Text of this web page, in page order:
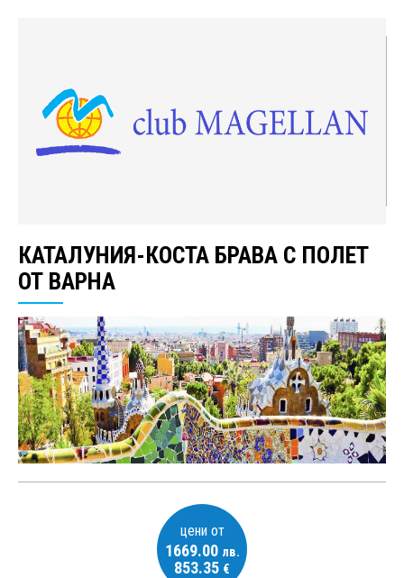
КАТАЛУНИЯ-КОСТА БРАВА С ПОЛЕТ
ОТ ВАРНА
цени от
1669.00 лв.
853.35 €